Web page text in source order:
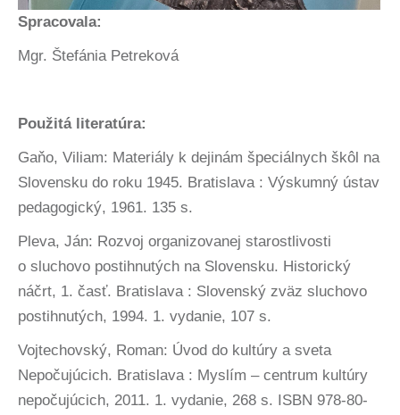
Spracovala:
Mgr. Štefánia Petreková
Použitá literatúra:
Gaňo, Viliam: Materiály k dejinám špeciálnych škôl na
Slovensku do roku 1945. Bratislava : Výskumný ústav
pedagogický, 1961. 135 s.
Pleva, Ján: Rozvoj organizovanej starostlivosti
o sluchovo postihnutých na Slovensku. Historický
náčrt, 1. časť. Bratislava : Slovenský zväz sluchovo
postihnutých, 1994. 1. vydanie, 107 s.
Vojtechovský, Roman: Úvod do kultúry a sveta
Nepočujúcich. Bratislava : Myslím – centrum kultúry
nepočujúcich, 2011. 1. vydanie, 268 s. ISBN 978-80-